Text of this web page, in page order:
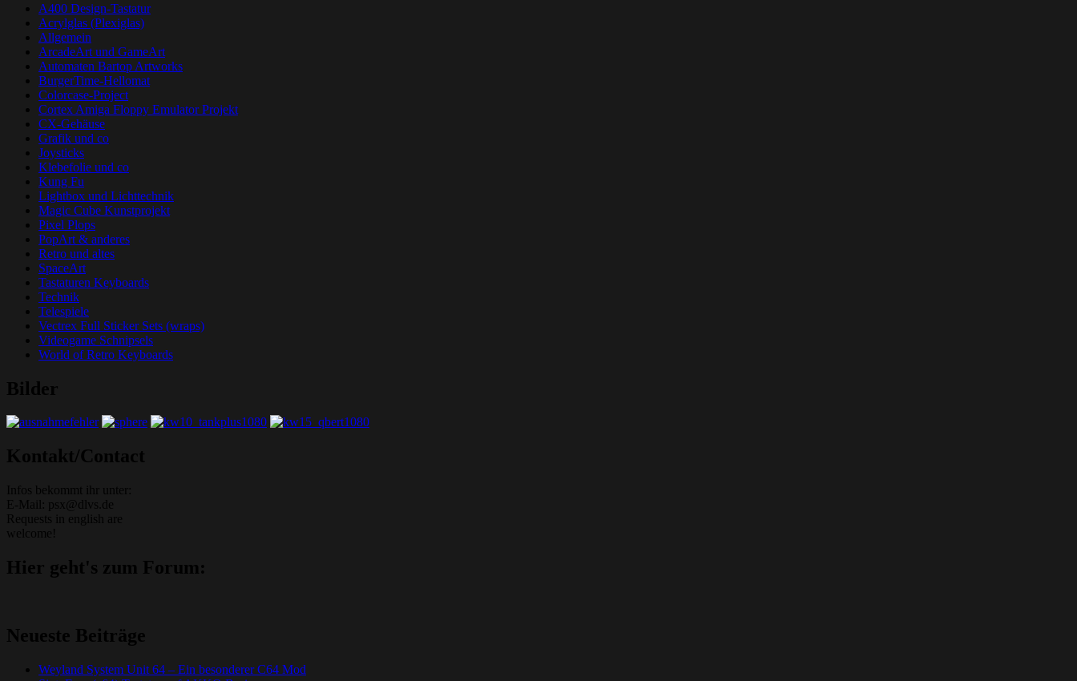
A400 Design-Tastatur
Acrylglas (Plexiglas)
Allgemein
ArcadeArt und GameArt
Automaten Bartop Artworks
BurgerTime-Hellomat
Colorcase-Project
Cortex Amiga Floppy Emulator Projekt
CX-Gehäuse
Grafik und co
Joysticks
Klebefolie und co
Kung Fu
Lightbox und Lichttechnik
Magic Cube Kunstprojekt
Pixel Plops
PopArt & anderes
Retro und altes
SpaceArt
Tastaturen Keyboards
Technik
Telespiele
Vectrex Full Sticker Sets (wraps)
Videogame Schnipsels
World of Retro Keyboards
Bilder
Kontakt/Contact
Infos bekommt ihr unter:
E-Mail: psx@dlvs.de
Requests in english are
welcome!
Hier geht's zum Forum:
Neueste Beiträge
Weyland System Unit 64 – Ein besonderer C64 Mod